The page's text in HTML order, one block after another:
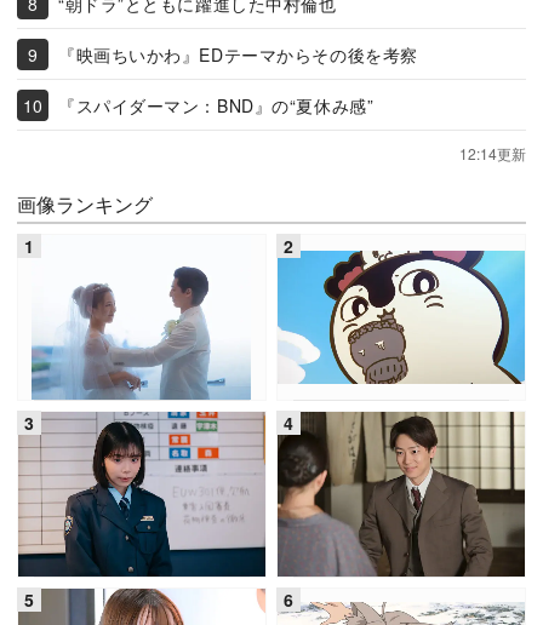
『映画ちいかわ』EDテーマからその後を考察
『スパイダーマン：BND』の“夏休み感”
12:14更新
画像ランキング